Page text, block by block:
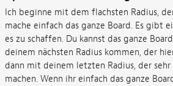
Ich beginne mit dem flachsten Radius,
mache einfach das ganze Board. Es gibt
es zu schaffen. Du kannst das ganze
deinem nächsten Radius kommen, der
dann mit deinem letzten Radius, der
machen. Wenn ihr einfach das ganze